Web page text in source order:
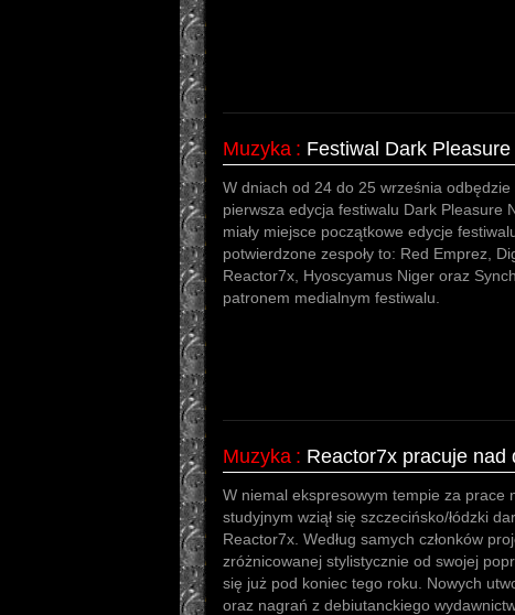
Muzyka : Festiwal Dark
W dniach od 24 do 25 września
pierwsza edycja festiwalu Dark Pleasure
miały miejsce początkowe edycje
potwierdzone zespoły to: Red Emprez,
Reactor7x, Hyoscyamus Niger oraz
patronem medialnym festiwalu.
Muzyka : Reactor7x pracuje nad
W niemal ekspresowym tempie za prace
studyjnym wziął się szczecińsko/łódzki
Reactor7x. Według samych członków
zróżnicowanej stylistycznie od swojej
się już pod koniec tego roku. Nowych
oraz nagrań z debiutanckiego